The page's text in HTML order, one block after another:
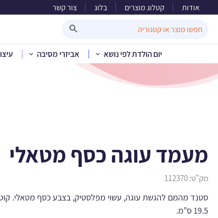
אודות קטלוג מוצרים בלוג צור קשר
for:
יום הולדת לפי נושא אביזרי מסיבה
בית»קטלוג
מעמד עוגה כסף מטאלי
מק"ט:112370
19.5 ס”מ.